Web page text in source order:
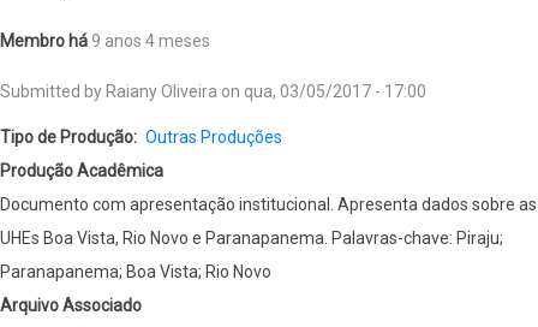
Membro há 9 anos 4 meses
Submitted by Raiany Oliveira on qua, 03/05/2017 - 17:00
Tipo de Produção
Outras Produções
Produção Acadêmica
Documento com apresentação institucional. Apresenta dados sobre as
UHEs Boa Vista, Rio Novo e Paranapanema. Palavras-chave: Piraju;
Paranapanema; Boa Vista; Rio Novo
Arquivo Associado